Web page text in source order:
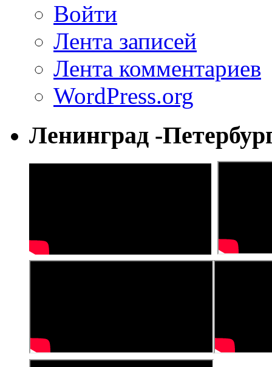
Войти
Лента записей
Лента комментариев
WordPress.org
Ленинград -